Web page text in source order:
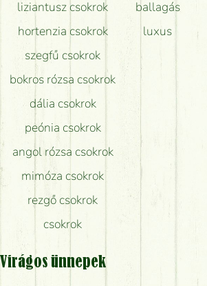
liziantusz csokrok
hortenzia csokrok
szegfű csokrok
bokros rózsa csokrok
dália csokrok
peónia csokrok
angol rózsa csokrok
mimóza csokrok
rezgő csokrok
csokrok
ballagás
luxus
Virágos ünnepek